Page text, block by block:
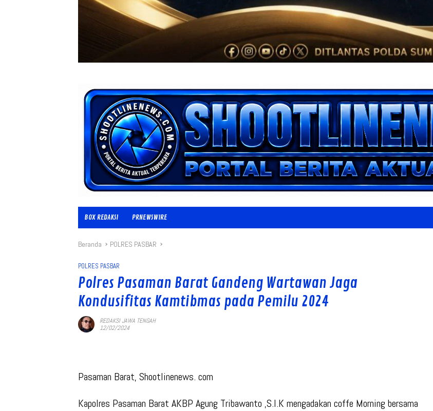
BOX REDAKSI PRNEWSWIRE
Beranda POLRES PASBAR
POLRES PASBAR
Polres Pasaman Barat Gandeng Wartawan Jaga
Kondusifitas Kamtibmas pada Pemilu 2024
REDAKSI JAWA TENGAH
12/02/2024
Pasaman Barat, Shootlinenews. com
Kapolres Pasaman Barat AKBP Agung Tribawanto ,S.I.K mengadakan coffe Morning bersama